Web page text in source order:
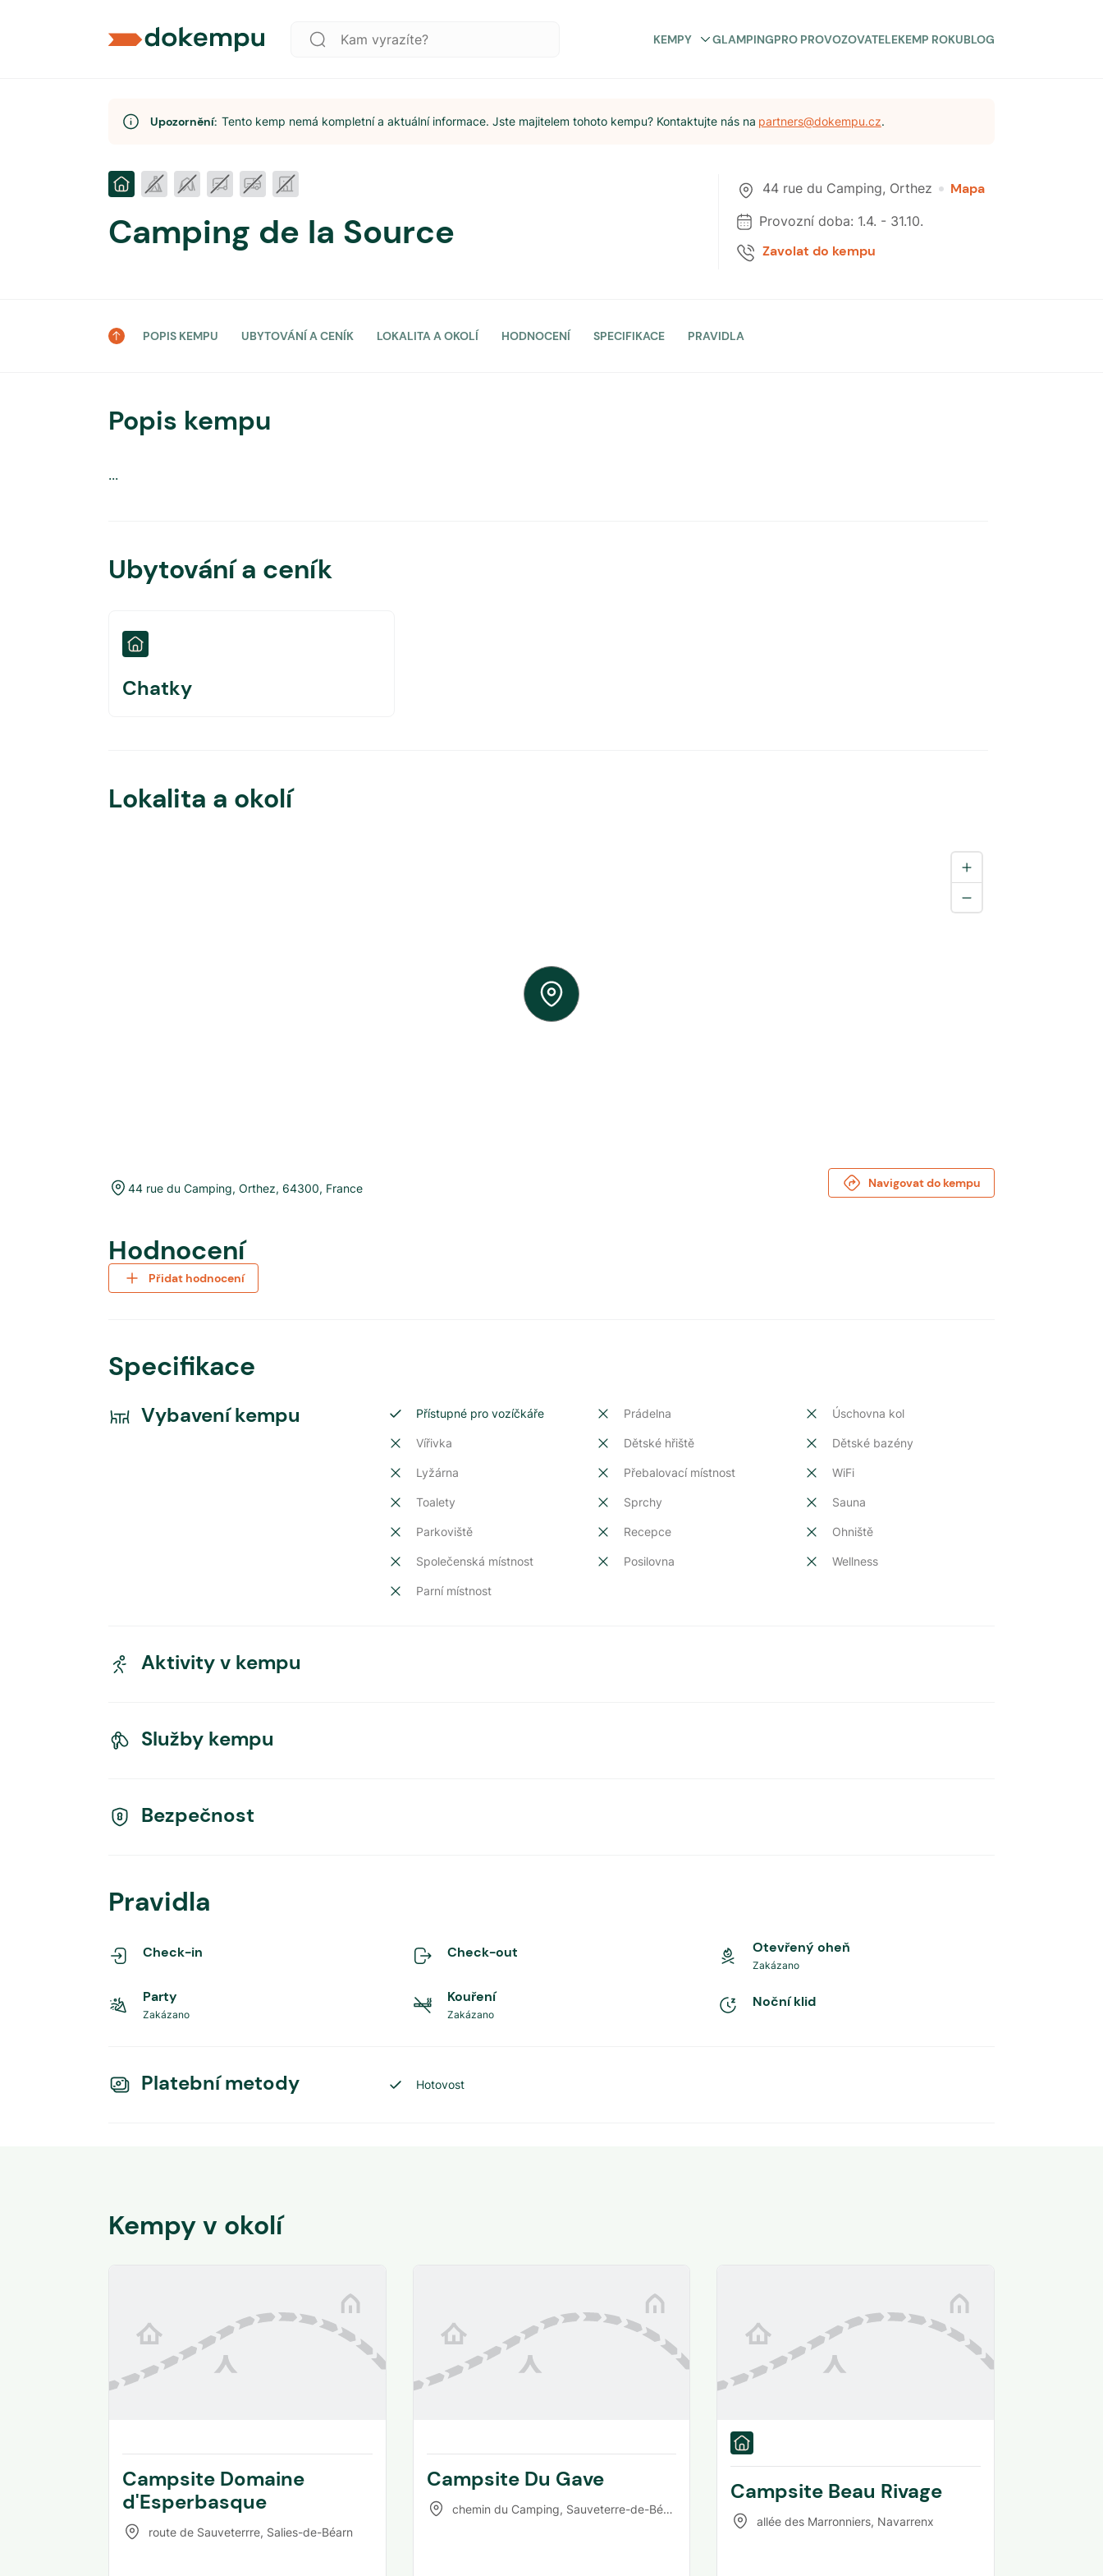
KEMPY GLAMPINGPRO PROVOZOVATELEKEMP ROKUBLOG
Upozornění: Tento kemp nemá kompletní a aktuální informace. Jste majitelem tohoto kempu? Kontaktujte nás na partners@dokempu.cz.
Camping de la Source
44 rue du Camping, Orthez Mapa
Provozní doba: 1.4. - 31.10.
Zavolat do kempu
POPIS KEMPU UBYTOVÁNÍ A CENÍK LOKALITA A OKOLÍ HODNOCENÍ SPECIFIKACE PRAVIDLA
Popis kempu
...
Ubytování a ceník
Chatky
Lokalita a okolí
44 rue du Camping, Orthez, 64300, France Navigovat do kempu
Hodnocení
Přidat hodnocení
Specifikace
Vybavení kempu Přístupné pro vozíčkáře Prádelna Úschovna kol
Vířivka Dětské hřiště Dětské bazény
Lyžárna Přebalovací místnost WiFi
Toalety Sprchy Sauna
Parkoviště Recepce Ohniště
Společenská místnost Posilovna Wellness
Parní místnost
Aktivity v kempu
Služby kempu
Bezpečnost
Pravidla
Check-in Check-out Otevřený oheň
Zakázano
Party
Zakázano
Kouření
Zakázano
Noční klid
Platební metody Hotovost
Kempy v okolí
Campsite Domaine
d'Esperbasque
route de Sauveterrre, Salies-de-Béarn
Campsite Du Gave
chemin du Camping, Sauveterre-de-Béarn
Campsite Beau Rivage
allée des Marronniers, Navarrenx